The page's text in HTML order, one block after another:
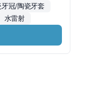
冠/陶瓷牙套
水雷射